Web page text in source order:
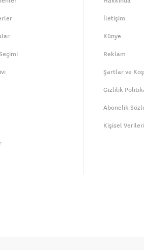
İletişim
Künye
Reklam
Şartlar ve
Gizlilik
Abonelik
Kişisel